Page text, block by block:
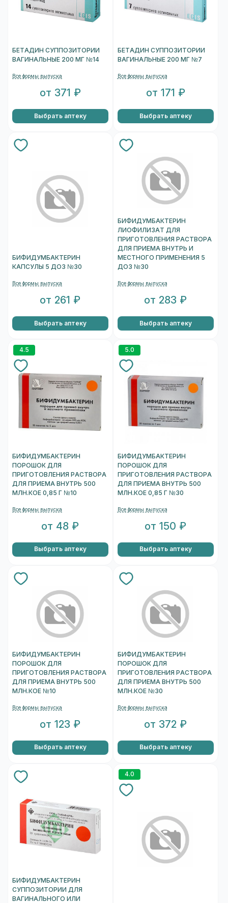
БЕТАДИН СУППОЗИТОРИИ
ВАГИНАЛЬНЫЕ 200 МГ №14
Все формы выпуска
от 371 ₽
Выбрать аптеку
БЕТАДИН СУППОЗИТОРИИ
ВАГИНАЛЬНЫЕ 200 МГ №7
Все формы выпуска
от 171 ₽
Выбрать аптеку
БИФИДУМБАКТЕРИН
КАПСУЛЫ 5 ДОЗ №30
Все формы выпуска
от 261 ₽
Выбрать аптеку
БИФИДУМБАКТЕРИН
ЛИОФИЛИЗАТ ДЛЯ
ПРИГОТОВЛЕНИЯ РАСТВОРА
ДЛЯ ПРИЕМА ВНУТРЬ И
МЕСТНОГО ПРИМЕНЕНИЯ 5
ДОЗ №30
Все формы выпуска
от 283 ₽
Выбрать аптеку
4.5
БИФИДУМБАКТЕРИН
ПОРОШОК ДЛЯ
ПРИГОТОВЛЕНИЯ РАСТВОРА
ДЛЯ ПРИЕМА ВНУТРЬ 500
МЛН.КОЕ 0,85 Г №10
Все формы выпуска
от 48 ₽
Выбрать аптеку
5.0
БИФИДУМБАКТЕРИН
ПОРОШОК ДЛЯ
ПРИГОТОВЛЕНИЯ РАСТВОРА
ДЛЯ ПРИЕМА ВНУТРЬ 500
МЛН.КОЕ 0,85 Г №30
Все формы выпуска
от 150 ₽
Выбрать аптеку
БИФИДУМБАКТЕРИН
ПОРОШОК ДЛЯ
ПРИГОТОВЛЕНИЯ РАСТВОРА
ДЛЯ ПРИЕМА ВНУТРЬ 500
МЛН.КОЕ №10
Все формы выпуска
от 123 ₽
Выбрать аптеку
БИФИДУМБАКТЕРИН
ПОРОШОК ДЛЯ
ПРИГОТОВЛЕНИЯ РАСТВОРА
ДЛЯ ПРИЕМА ВНУТРЬ 500
МЛН.КОЕ №30
Все формы выпуска
от 372 ₽
Выбрать аптеку
БИФИДУМБАКТЕРИН
СУППОЗИТОРИИ ДЛЯ
ВАГИНАЛЬНОГО ИЛИ
4.0